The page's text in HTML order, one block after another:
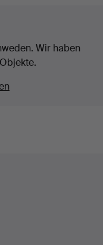
Wir haben